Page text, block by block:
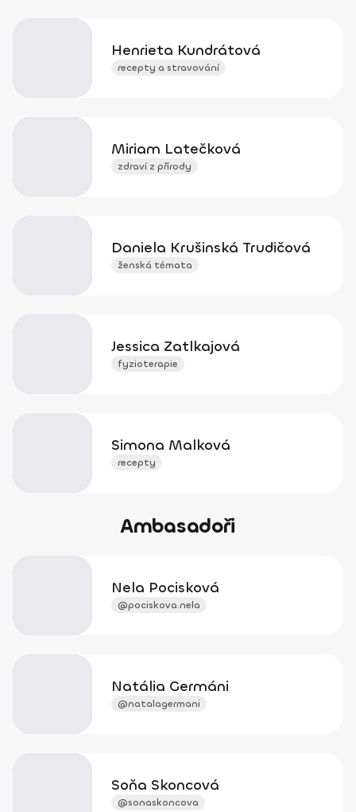
Henrieta Kundrátová
recepty a stravování
Miriam Latečková
zdraví z přírody
Daniela Krušinská Trudičová
ženská témata
Jessica Zatlkajová
fyzioterapie
Simona Malková
recepty
Ambasadoři
Nela Pocisková
@pociskova.nela
Natália Germáni
@natalagermani
Soňa Skoncová
@sonaskoncova